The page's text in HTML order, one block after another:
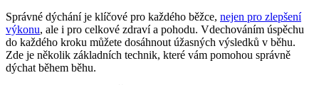
Správné dýchání je klíčové pro každého běžce, nejen pro zlepšení
výkonu, ale i pro celkové zdraví a pohodu. Vdechováním úspěchu
do každého kroku můžete dosáhnout úžasných výsledků v běhu.
Zde je několik základních technik, které vám pomohou správně
dýchat během běhu.